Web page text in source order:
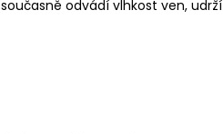
odvádí vlhkost ven,